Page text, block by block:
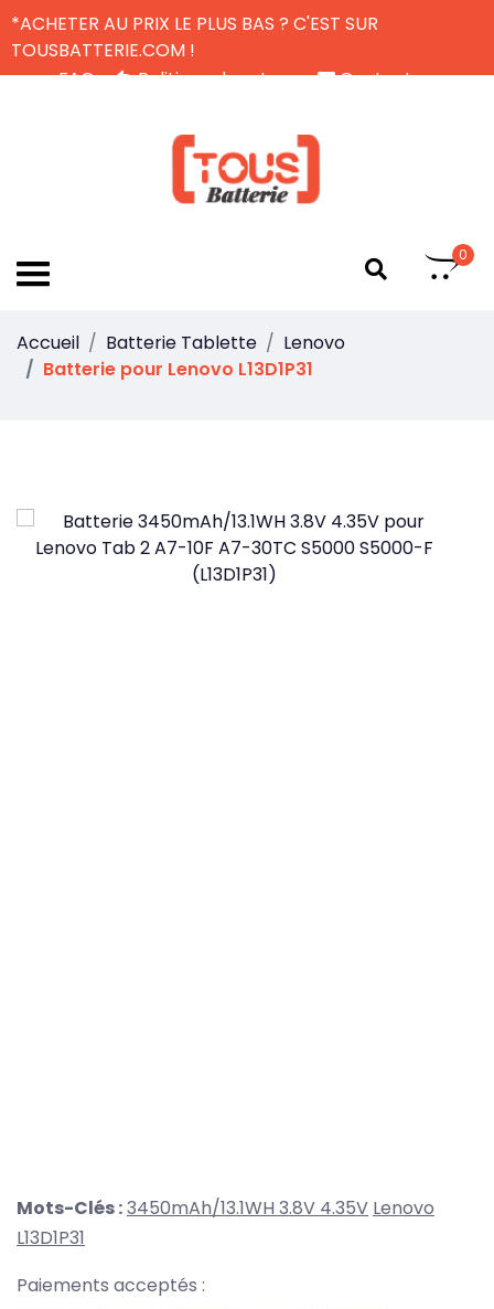
*ACHETER AU PRIX LE PLUS BAS ? C'EST SUR
TOUSBATTERIE.COM !
FAQ
Politique de retour
Contactez-nous
0
Accueil Batterie Tablette
Lenovo
Batterie pour Lenovo L13D1P31
Mots-Clés :3450mAh/13.1WH 3.8V 4.35V Lenovo
L13D1P31
Paiements acceptés :